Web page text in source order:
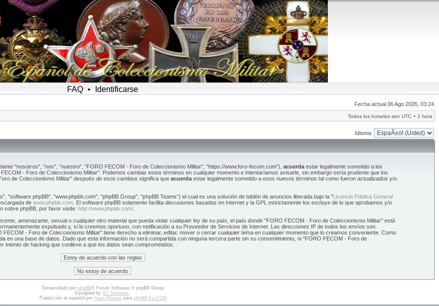
FAQ • Identificarse
Fecha actual 06 Ago 2026, 03:24
Todos los horarios son UTC + 1 hora
Idioma:
"nosotros", "nos", "nuestro", "FORO FECOM - Foro de Coleccionismo Militar", "https://www.foro-fecom.com"), acuerda estar legalmente sometido a los
- Foro de Coleccionismo Militar". Podemos cambiar estos términos en cualquier momento e intentaríamos avisarle, sin embargo sería prudente que los
de Coleccionismo Militar" después de esos cambios significa que acuerda estar legalmente sometido a esos nuevos términos tal como fueron actualizados y/o
"software phpBB", "www.phpbb.com", "phpBB Group", "phpBB Teams") el cual es una solución de tablón de anuncios liberada bajo la "Licencia Pública General
de www.phpbb.com . El software phpBB solamente facilita discusiones basadas en Internet y la GPL estrictamente los excluye de lo que aprobamos y/o
sobre phpBB, por favor visite: http://www.phpbb.com/
amenazante, sexual o cualquier otro material que pueda violar cualquier ley de su país, el país donde "FORO FECOM - Foro de Coleccionismo Militar" está
expulsado y, si lo creemos oportuno, con notificación a su Proveedor de Servicios de Internet. Las direcciones IP de todos los envíos son
FECOM - Foro de Coleccionismo Militar" tiene derecho a eliminar, editar, mover o cerrar cualquier tema en cualquier momento que lo creamos conveniente. Como
en una base de datos. Dado que esta información no será compartida con ninguna tercera parte sin su consentimiento, ni "FORO FECOM - Foro de
de hacking que conlleve a que los datos sean comprometidos.
Desarrollado por phpBB® Forum Software © phpBB Group
Designed by ST Software.
Traducción al español por Huan Manwëpara phpBB-Es.COM